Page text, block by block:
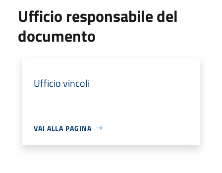
Ufficio responsabile del
documento
Ufficio vincoli
VAI ALLA PAGINA